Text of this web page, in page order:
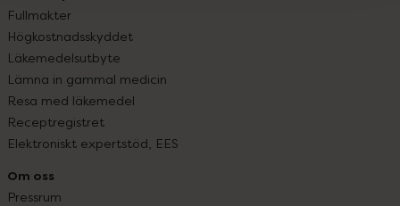
Fullmakter
Högkostnadsskyddet
Läkemedelsutbyte
Lämna in gammal medicin
Resa med läkemedel
Receptregistret
Elektroniskt expertstöd, EES
Om oss
Pressrum